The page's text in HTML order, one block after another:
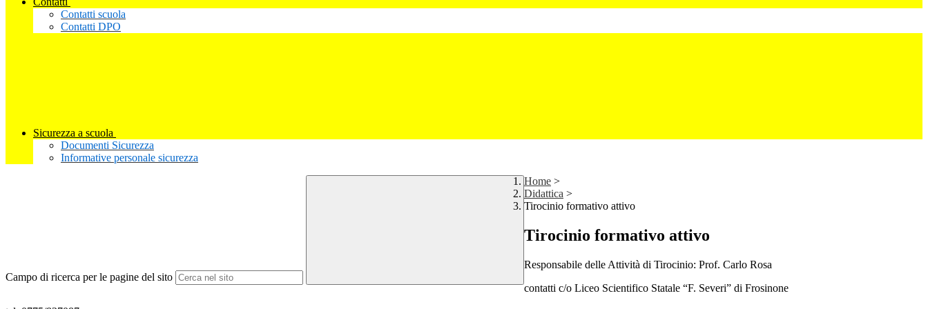
Contatti scuola
Contatti DPO
Sicurezza a scuola
Documenti Sicurezza
Informative personale sicurezza
Campo di ricerca per le pagine del sito
Home >
Didattica >
Tirocinio formativo attivo
Tirocinio formativo attivo
Responsabile delle Attività di Tirocinio: Prof. Carlo Rosa
contatti c/o Liceo Scientifico Statale “F. Severi” di Frosinone